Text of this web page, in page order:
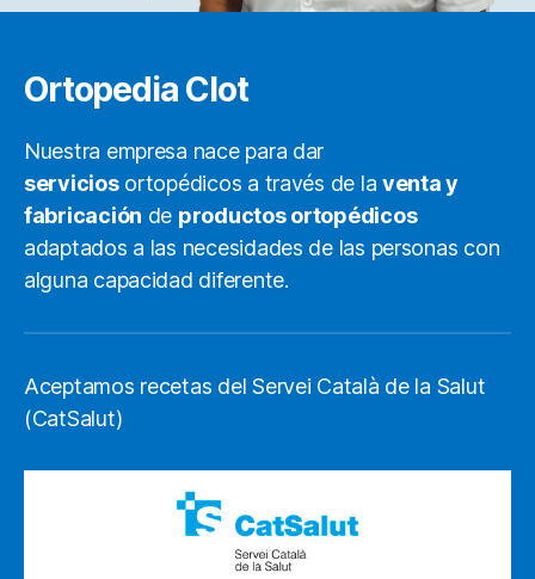
Ortopedia Clot
Nuestra empresa nace para dar
serviciosortopédicos a través de laventa y
fabricación de productos ortopédicos
adaptados a las necesidades de las personas con
alguna capacidad diferente.
Aceptamos recetas del Servei Català de la Salut
(CatSalut)